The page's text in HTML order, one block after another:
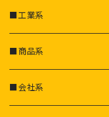
自動車
部品・パーツ
飛行機
船
■工業系
■商品系
ドリンク
■会社系